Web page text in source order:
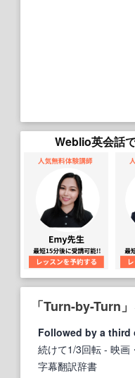
Weblio英会話
「Turn-by-Turn
Followed by a third
続けて1/3回転 - 映画
字幕翻訳辞書